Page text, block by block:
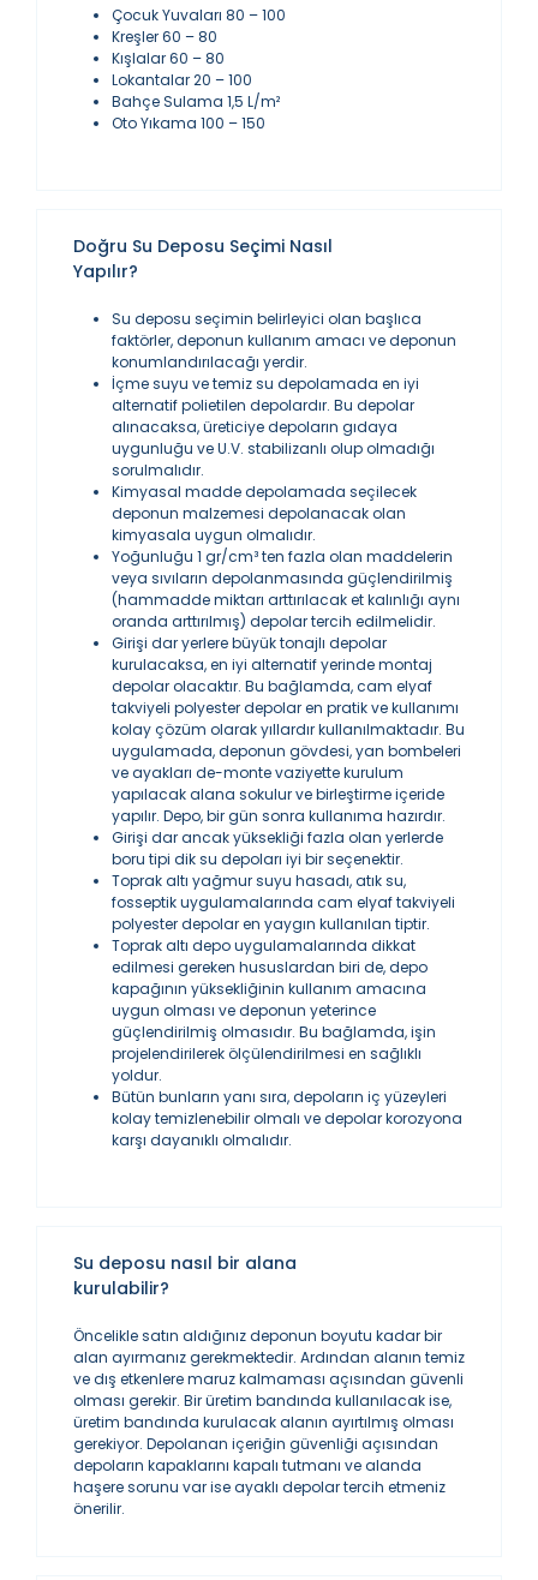
Çocuk Yuvaları 80 – 100
Kreşler 60 – 80
Kışlalar 60 – 80
Lokantalar 20 – 100
Bahçe Sulama 1,5 L/m²
Oto Yıkama 100 – 150
Doğru Su Deposu Seçimi Nasıl
Yapılır?
Su deposu seçimin belirleyici olan başlıca
faktörler, deponun kullanım amacı ve deponun
konumlandırılacağı yerdir.
İçme suyu ve temiz su depolamada en iyi
alternatif polietilen depolardır. Bu depolar
alınacaksa, üreticiye depoların gıdaya
uygunluğu ve U.V. stabilizanlı olup olmadığı
sorulmalıdır.
Kimyasal madde depolamada seçilecek
deponun malzemesi depolanacak olan
kimyasala uygun olmalıdır.
Yoğunluğu 1 gr/cm³ ten fazla olan maddelerin
veya sıvıların depolanmasında güçlendirilmiş
(hammadde miktarı arttırılacak et kalınlığı aynı
oranda arttırılmış) depolar tercih edilmelidir.
Girişi dar yerlere büyük tonajlı depolar
kurulacaksa, en iyi alternatif yerinde montaj
depolar olacaktır. Bu bağlamda, cam elyaf
takviyeli polyester depolar en pratik ve kullanımı
kolay çözüm olarak yıllardır kullanılmaktadır. Bu
uygulamada, deponun gövdesi, yan bombeleri
ve ayakları de-monte vaziyette kurulum
yapılacak alana sokulur ve birleştirme içeride
yapılır. Depo, bir gün sonra kullanıma hazırdır.
Girişi dar ancak yüksekliği fazla olan yerlerde
boru tipi dik su depoları iyi bir seçenektir.
Toprak altı yağmur suyu hasadı, atık su,
fosseptik uygulamalarında cam elyaf takviyeli
polyester depolar en yaygın kullanılan tiptir.
Toprak altı depo uygulamalarında dikkat
edilmesi gereken hususlardan biri de, depo
kapağının yüksekliğinin kullanım amacına
uygun olması ve deponun yeterince
güçlendirilmiş olmasıdır. Bu bağlamda, işin
projelendirilerek ölçülendirilmesi en sağlıklı
yoldur.
Bütün bunların yanı sıra, depoların iç yüzeyleri
kolay temizlenebilir olmalı ve depolar korozyona
karşı dayanıklı olmalıdır.
Su deposu nasıl bir alana
kurulabilir?
Öncelikle satın aldığınız deponun boyutu kadar bir
alan ayırmanız gerekmektedir. Ardından alanın temiz
ve dış etkenlere maruz kalmaması açısından güvenli
olması gerekir. Bir üretim bandında kullanılacak ise,
üretim bandında kurulacak alanın ayırtılmış olması
gerekiyor. Depolanan içeriğin güvenliği açısından
depoların kapaklarını kapalı tutmanı ve alanda
haşere sorunu var ise ayaklı depolar tercih etmeniz
önerilir.